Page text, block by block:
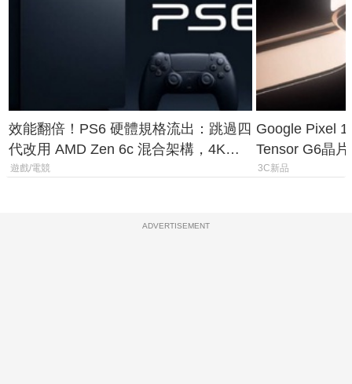
效能翻倍！PS6 硬體規格流出：跳過四
代改用 AMD Zen 6c 混合架構，4K
120fps 與全光追時代來臨
遊戲/電競
Google Pixel
Tensor G6晶
元
3C新品
ADVERTISEMENT